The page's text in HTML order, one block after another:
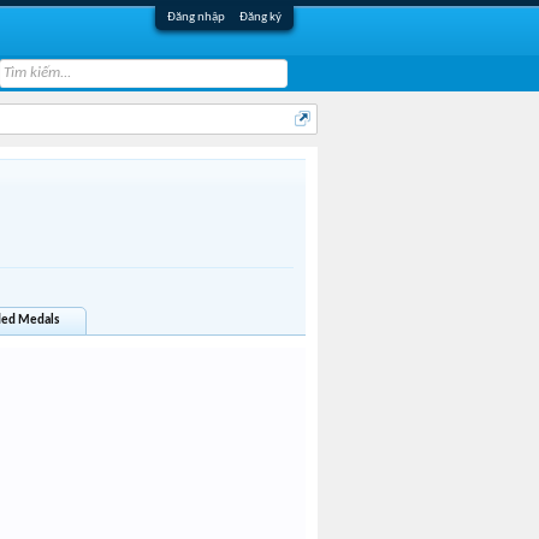
Đăng nhập Đăng ký
Medals